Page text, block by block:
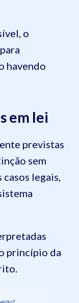
o
havendo
em lei
previstas
sem
legais,
princípio da